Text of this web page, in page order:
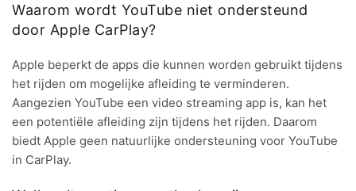
Waarom wordt YouTube niet ondersteund
door Apple CarPlay?
Apple beperkt de apps die kunnen worden gebruikt tijdens
het rijden om mogelijke afleiding te verminderen.
Aangezien YouTube een video streaming app is, kan het
een potentiële afleiding zijn tijdens het rijden. Daarom
biedt Apple geen natuurlijke ondersteuning voor YouTube
in CarPlay.